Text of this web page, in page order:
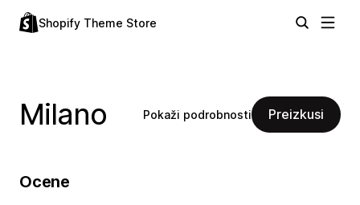
Shopify Theme Store
Milano Pokaži podrobnosti Preizkusi
Ocene